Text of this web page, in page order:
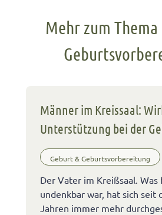
Mehr zum
Männer im Kreissaal:
Unterstützung bei der
Geburt & Geburtsvorbereitung
Der Vater im Kreißsaal. Was
undenkbar war, hat sich seit
Jahren immer mehr